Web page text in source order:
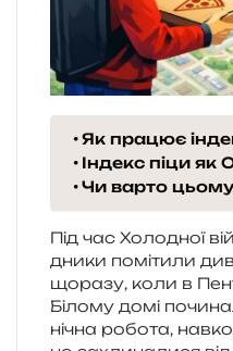
Як працює
Індекс піци як
Чи варто цьому
Під час Холодної
дни­ки помі­ти­ли
щора­зу, коли в
Білому домі
нічна робо­та,